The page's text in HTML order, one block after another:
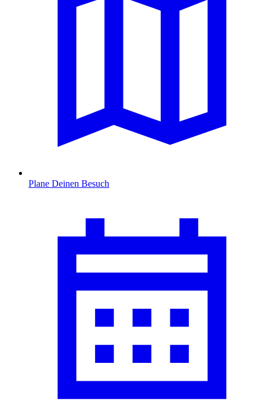
Plane Deinen Besuch